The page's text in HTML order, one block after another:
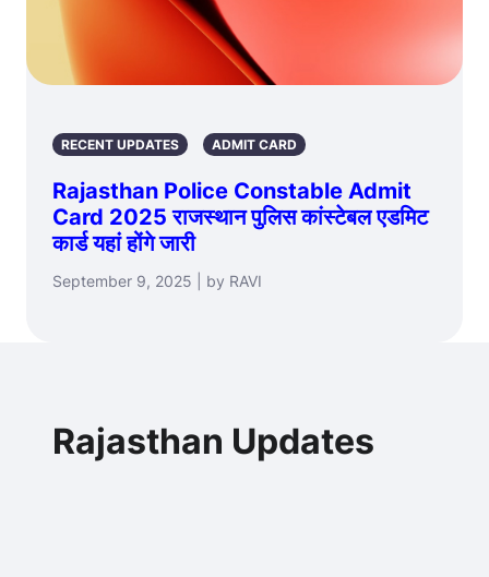
RECENT UPDATES ADMIT CARD
Rajasthan Police Constable Admit
Card 2025 राजस्थान पुलिस कांस्टेबल एडमिट
कार्ड यहां होंगे जारी
September 9, 2025 | by RAVI
Rajasthan Updates